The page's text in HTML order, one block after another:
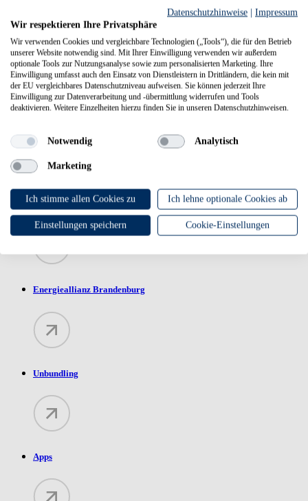
über den Ombudsmann gesteuert, sodass eine gewünschte
Anonymität auch hier gesichert ist .
WEITERFÜHRENDE INFORMATIONEN UND KONTAKT
ZU UNS
THEMEN
Energieallianz Brandenburg
Unbundling
Apps
Datenschutzhinweise | Impressum
Wir respektieren Ihre Privatsphäre
Wir verwenden Cookies und vergleichbare Technologien („Tools“), die für den Betrieb
unserer Website notwendig sind. Mit Ihrer Einwilligung verwenden wir außerdem
optionale Tools zur Nutzungsanalyse sowie zum personalisierten Marketing. Ihre
Einwilligung umfasst auch den Einsatz von Dienstleistern in Drittländern, die kein mit
der EU vergleichbares Datenschutzniveau aufweisen. Sie können jederzeit Ihre
Einwilligung zur Datenverarbeitung und -übermittlung widerrufen und Tools
deaktivieren. Weitere Einzelheiten hierzu finden Sie in unseren Datenschutzhinweisen.
Notwendig Analytisch
Marketing
Ich stimme allen Cookies zu Ich lehne optionale Cookies ab
Einstellungen speichern Cookie-Einstellungen